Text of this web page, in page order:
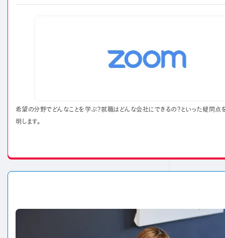
希望の分野でどんなことを学ぶ？就職はどんな会社にできるの？といった疑問点
明します。